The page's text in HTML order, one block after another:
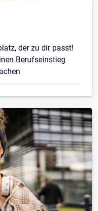
der zu dir passt!
Berufseinstieg